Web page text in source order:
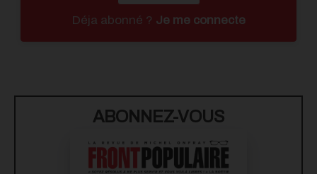
Déja abonné ? Je me connecte
ABONNEZ-VOUS